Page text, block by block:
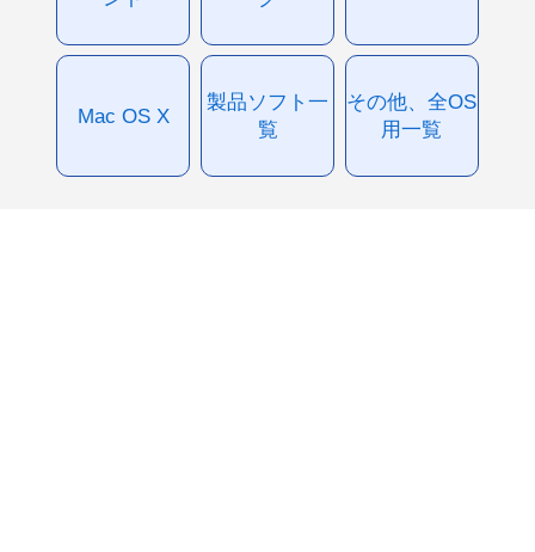
Mac OS X
製品ソフト一
覧
その他、全OS
用一覧